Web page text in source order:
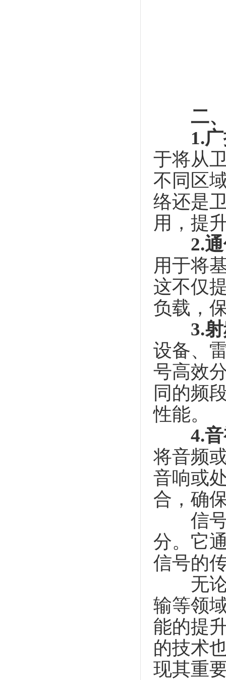
二
1.
于将从
不同区
络还是
用，提
2.
用于将
这不仅
负载，
3.
设备、
号高效
同的频
性能。
4.
将音频
音响或
合，确
信号
分。它
信号的
无论
输等领
能的提
的技术
现其重